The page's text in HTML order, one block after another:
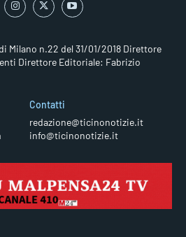
Milano n.22 del 31/01/2018 Direttore
Direttore Editoriale: Fabrizio
Contatti
redazione@ticinonotizie.it
info@ticinonotizie.it